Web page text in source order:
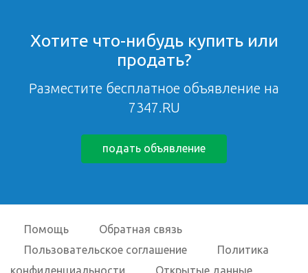
Хотите что-нибудь купить или
продать?
Разместите бесплатное объявление на
7347.RU
подать объявление
Помощь
Обратная связь
Пользовательское соглашение
Политика
конфиденциальности
Открытые данные